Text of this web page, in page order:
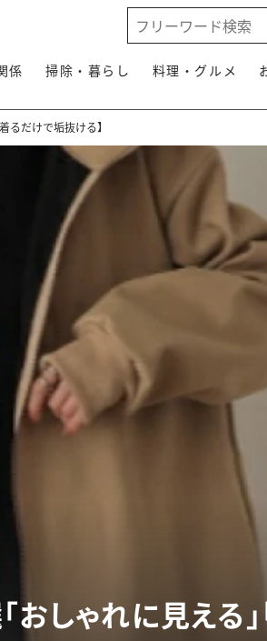
係 掃除・暮らし 料理・グルメ
だけで垢抜ける】
しゃれに見える」